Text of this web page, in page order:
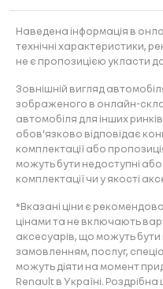
Наведена інформація в
технічні характеристики,
не є пропозицією укласти
Зовнішній вигляд
зображеного в онлайн-
автомобіля для інших
обов'язково відповідає
комплектації або
можуть бути недоступні або
комплектації чи у якості
*Вказані ціни є
цінами та не включають
аксесуарів, що можуть
замовленням, послуг,
можуть діяти на момент
Renault в Україні.